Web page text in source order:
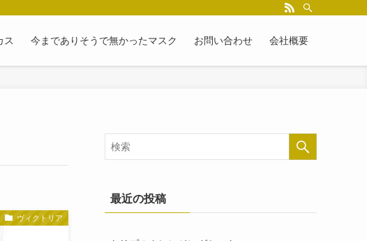
ス 今までありそうで無かったマスク お問い合わせ 会社概要
ヴィクトリア
最近の投稿